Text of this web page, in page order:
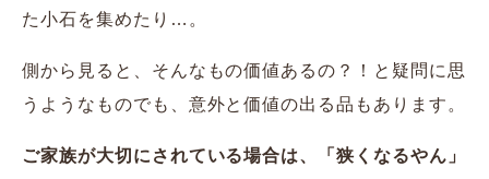
た小石を集めたり…。
側から見ると、そんなもの価値あるの？！と疑問に思
うようなものでも、意外と価値の出る品もあります。
ご家族が大切にされている場合は、「狭くなるやん」